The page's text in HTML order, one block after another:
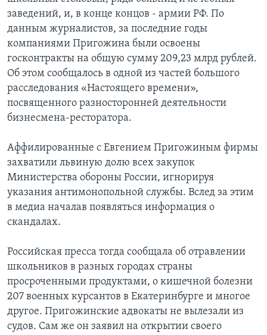
заведений, и, в конце концов - армии РФ. По
данным журналистов, за последние годы
компаниями Пригожина были освоены
госконтракты на общую сумму 209,23 млрд рублей.
Об этом сообщалось в одной из частей большого
расследования «Настоящего времени»,
посвященного разносторонней деятельности
бизнесмена-ресторатора.
Аффилированные с Евгением Пригожиным фирмы
захватили львиную долю всех закупок
Министерства обороны России, игнорируя
указания антимонопольной службы. Вслед за этим
в медиа началав появляться информация о
скандалах.
Российская пресса тогда сообщала об отравлении
школьников в разных городах страны
просроченными продуктами, о кишечной болезни
207 военных курсантов в Екатеринбурге и многое
другое. Пригожинские адвокаты не вылезали из
судов. Сам же он заявил на открытии своего